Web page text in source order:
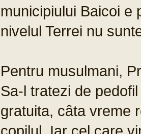
municipiului Baicoi e
nivelul Terrei nu
Pentru musulmani,
Sa-l tratezi de
gratuita, câta vreme